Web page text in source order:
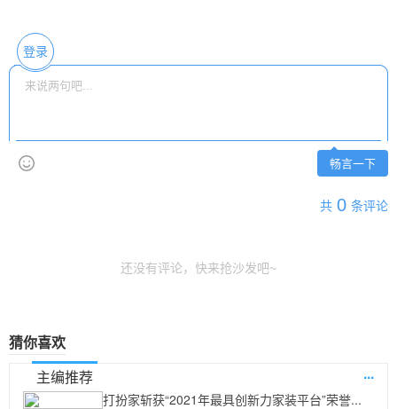
登录
畅言一下
共 0 条评论
还没有评论，快来抢沙发吧~
猜你喜欢
主编推荐
...
打扮家斩获“2021年最具创新力家装平台”荣誉...